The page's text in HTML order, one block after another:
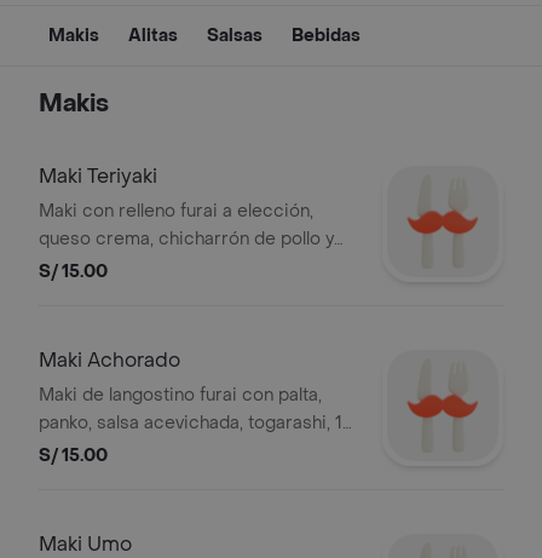
Makis Alitas Salsas Bebidas
Makis
Maki Teriyaki
Maki con relleno furai a elección,
queso crema, chicharrón de pollo y
salsa teriyaki, 10 cortes
S/ 15.00
Maki Achorado
Maki de langostino furai con palta,
panko, salsa acevichada, togarashi, 10
cortes
S/ 15.00
Maki Umo